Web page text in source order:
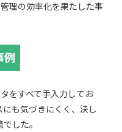
理の効率化を果たした事
例
をすべて手入力してお
も気づきにくく、決し
した。